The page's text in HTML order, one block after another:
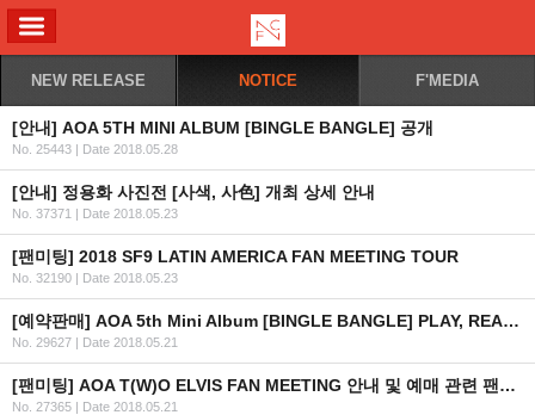
NEW RELEASE NOTICE F'MEDIA
[안내] AOA 5TH MINI ALBUM [BINGLE BANGLE] 공개
No. 25443 | Date 2018.05.28
[안내] 정용화 사진전 [사색, 사色] 개최 상세 안내
No. 37371 | Date 2018.05.23
[팬미팅] 2018 SF9 LATIN AMERICA FAN MEETING TOUR
No. 32190 | Date 2018.05.23
[예약판매] AOA 5th Mini Album [BINGLE BANGLE] PLAY, READY ver. 예약판매 안내
No. 29627 | Date 2018.05.21
[팬미팅] AOA T(W)O ELVIS FAN MEETING 안내 및 예매 관련 팬클럽 가입 일정 안내
No. 27365 | Date 2018.05.21